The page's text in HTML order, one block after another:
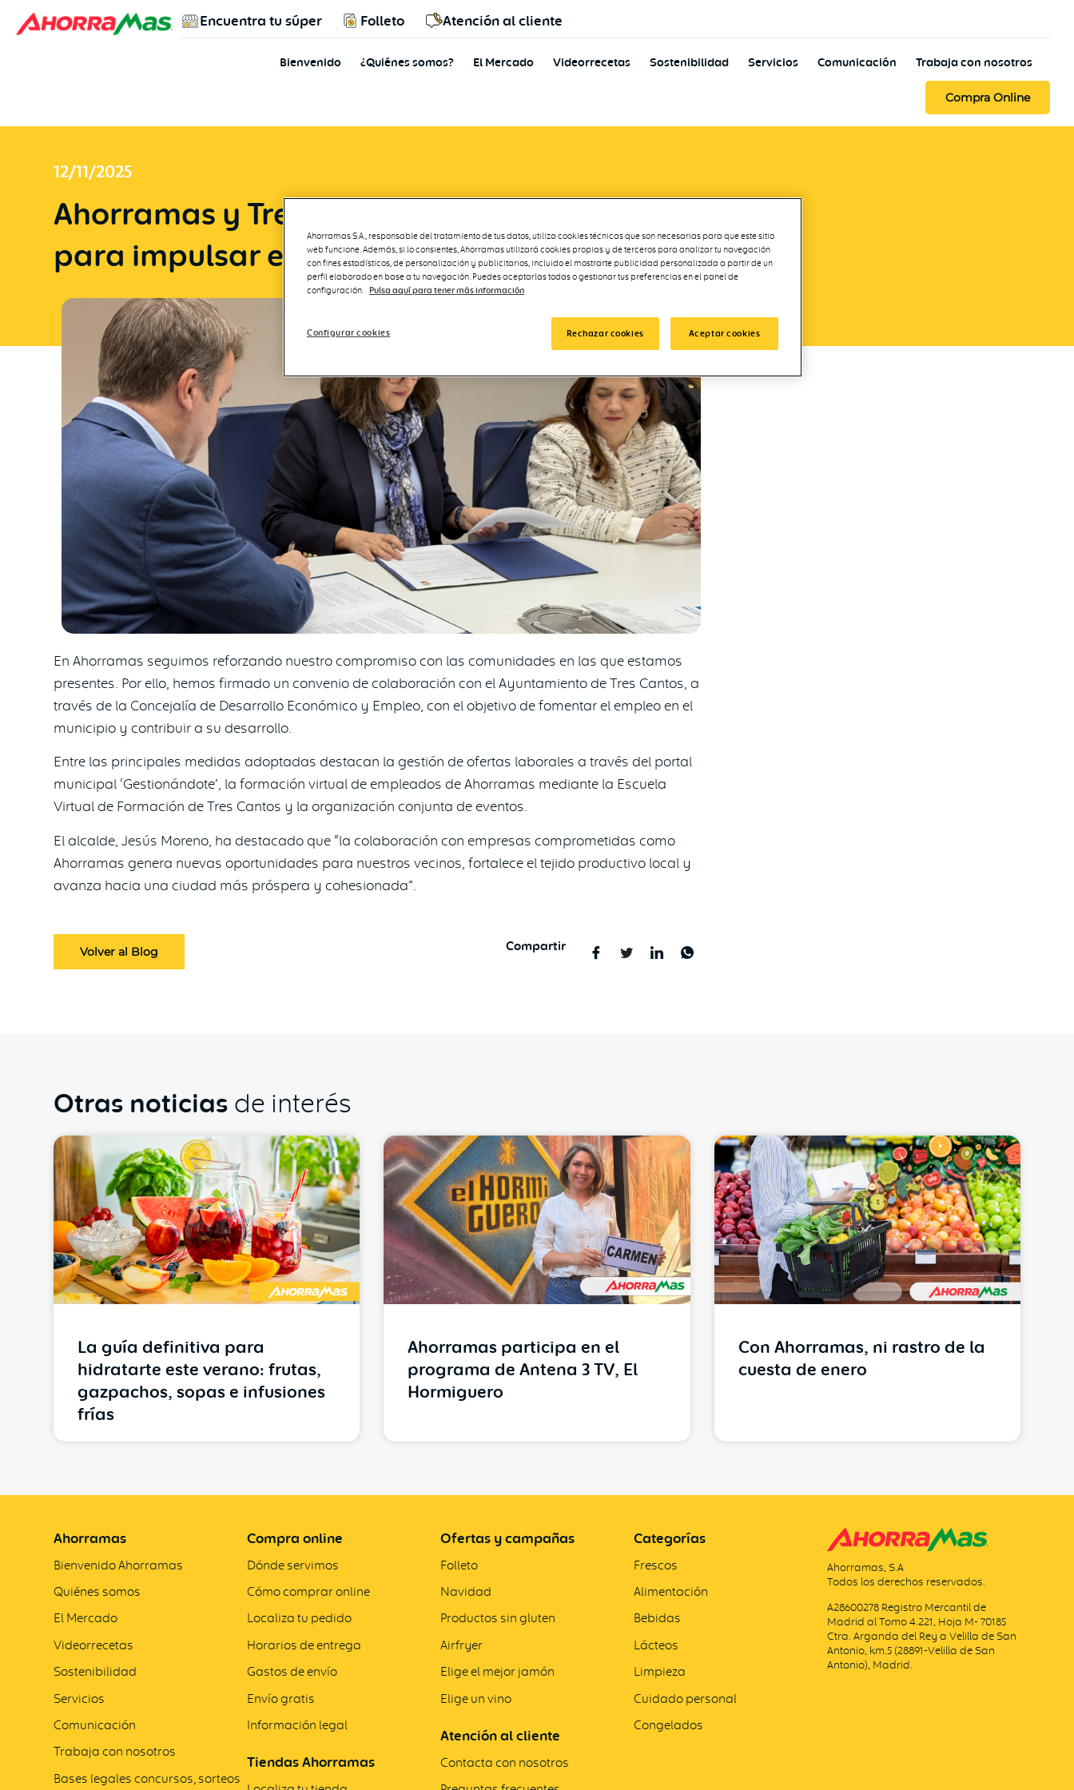
Encuentra tu súper Folleto Atención al cliente
Bienvenido ¿Quiénes somos? El Mercado Videorrecetas Sostenibilidad Servicios Comunicación Trabaja con nosotros
Compra Online
12/11/2025
Ahorramas y Tres Cantos firman un convenio
para impulsar el empleo
En Ahorramas seguimos reforzando nuestro compromiso con las comunidades en las que estamos
presentes. Por ello, hemos firmado un convenio de colaboración con el Ayuntamiento de Tres Cantos, a
través de la Concejalía de Desarrollo Económico y Empleo, con el objetivo de fomentar el empleo en el
municipio y contribuir a su desarrollo.
Entre las principales medidas adoptadas destacan la gestión de ofertas laborales a través del portal
municipal ‘Gestionándote’, la formación virtual de empleados de Ahorramas mediante la Escuela
Virtual de Formación de Tres Cantos y la organización conjunta de eventos.
El alcalde, Jesús Moreno, ha destacado que “la colaboración con empresas comprometidas como
Ahorramas genera nuevas oportunidades para nuestros vecinos, fortalece el tejido productivo local y
avanza hacia una ciudad más próspera y cohesionada”.
Volver al Blog Compartir
Otras noticias de interés
La guía definitiva para
hidratarte este verano: frutas,
gazpachos, sopas e infusiones
frías
Ahorramas participa en el
programa de Antena 3 TV, El
Hormiguero
Con Ahorramas, ni rastro de la
cuesta de enero
Ahorramas
Bienvenido Ahorramas
Quiénes somos
El Mercado
Videorrecetas
Sostenibilidad
Servicios
Comunicación
Trabaja con nosotros
Bases legales concursos, sorteos
Compra online
Dónde servimos
Cómo comprar online
Localiza tu pedido
Horarios de entrega
Gastos de envío
Envío gratis
Información legal
Tiendas Ahorramas
Ofertas y campañas
Folleto
Navidad
Productos sin gluten
Airfryer
Elige el mejor jamón
Elige un vino
Atención al cliente
Contacta con nosotros
Categorías
Frescos
Alimentación
Bebidas
Lácteos
Limpieza
Cuidado personal
Congelados
Ahorramas, S.A
Todos los derechos reservados.
A28600278 Registro Mercantil de
Madrid al Tomo 4.221, Hoja M- 70185
Ctra. Arganda del Rey a Velilla de San
Antonio, km.5 (28891-Velilla de San
Antonio), Madrid.
Ahorramas S.A., responsable del tratamiento de tus datos, utiliza cookies técnicas que son necesarias para que este sitio
web funcione. Además, si lo consientes, Ahorramas utilizará cookies propias y de terceros para analizar tu navegación
con fines estadísticos, de personalización y publicitarios, incluido el mostrarte publicidad personalizada a partir de un
perfil elaborado en base a tu navegación. Puedes aceptarlas todas o gestionar tus preferencias en el panel de
configuración. Pulsa aquí para tener más información
Rechazar cookies Aceptar cookies
Configurar cookies